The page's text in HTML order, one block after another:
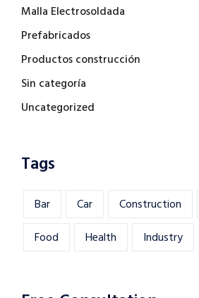
Malla Electrosoldada
Prefabricados
Productos construcción
Sin categoría
Uncategorized
Tags
Bar Car Construction
Food
Health Industry